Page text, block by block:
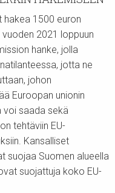
hakea 1500 euron
2021 loppuun
hanke, jolla
jotta ne
johon
Euroopan unionin
voi saada sekä
tehtäviin EU-
Kansalliset
suojaa Suomen alueella
suojattuja koko EU-